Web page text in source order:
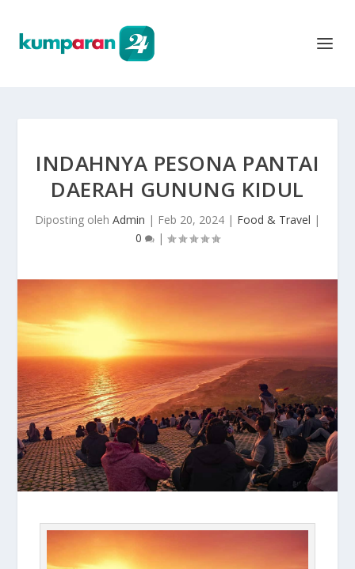
INDAHNYA PESONA PANTAI
DAERAH GUNUNG KIDUL
Diposting oleh Admin | Feb 20, 2024 | Food & Travel |
0
|